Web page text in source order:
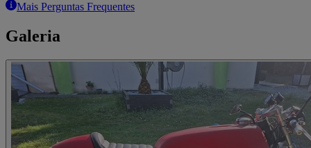
Mais Perguntas Frequentes
Galeria